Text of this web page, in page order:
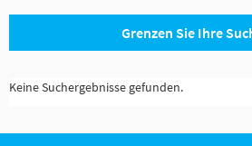
Grenzen Sie Ihre
Keine Suchergebnisse gefunden.